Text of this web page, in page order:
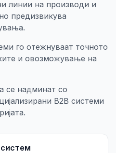
линии на производи и
предизвикува
го отежнуваат точното
и овозможување на
се надминат со
B2B системи
систем